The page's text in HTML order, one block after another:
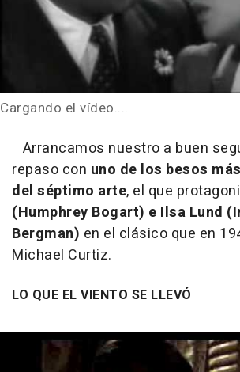
Cargando el vídeo....
Arrancamos nuestro a buen
repaso con uno de los besos
del séptimo arte, el que
(Humphrey Bogart) e Ilsa Lund
Bergman) en el clásico que en
Michael Curtiz.
LO QUE EL VIENTO SE LLEVÓ